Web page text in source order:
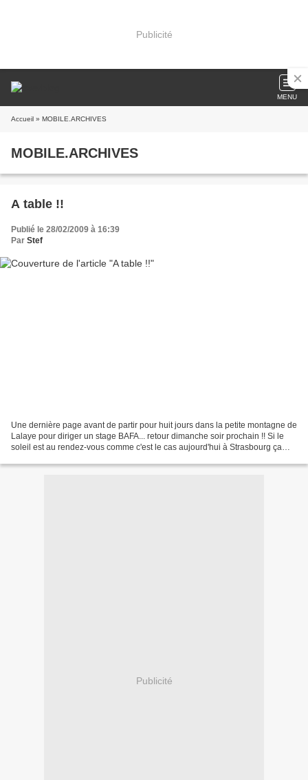
Publicité
MENU
Accueil » MOBILE.ARCHIVES
MOBILE.ARCHIVES
A table !!
Publié le 28/02/2009 à 16:39
Par Stef
Une dernière page avant de partir pour huit jours dans la petite montagne de
Lalaye pour diriger un stage BAFA... retour dimanche soir prochain !! Si le
soleil est au rendez-vous comme c'est le cas aujourd'hui à Strasbourg ça
Publicité